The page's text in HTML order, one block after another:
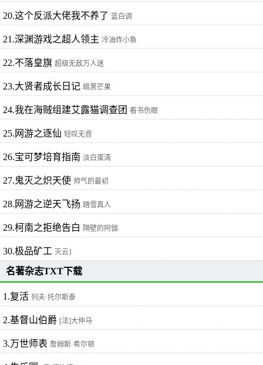
20.这个反派大佬我不养了 蓝白调
21.深渊游戏之超人领主 冷油炸小鱼
22.不落皇旗 超级无敌万人迷
23.大贤者成长日记 暗黑芒果
24.我在海贼组建艾露猫调查团 看书伤眼
25.网游之逐仙 轻叹无音
26.宝可梦培育指南 淡白蛋清
27.鬼灭之炽天使 帅气的最初
28.网游之逆天飞扬 踏雪真人
29.柯南之拒绝告白 隔壁的阿伽
30.极品矿工 灭云1
名著杂志TXT下载
1.复活 列夫·托尔斯泰
2.基督山伯爵 [法]大仲马
3.万世师表 詹姆斯·希尔顿